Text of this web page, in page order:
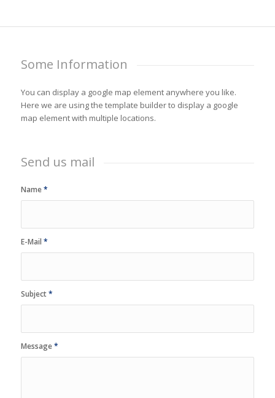
Some Information
You can display a google map element anywhere you like.
Here we are using the template builder to display a google
map element with multiple locations.
Send us mail
Name*
E-Mail *
Subject*
Message*